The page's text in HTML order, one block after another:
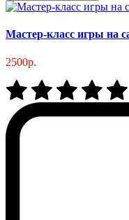
Мастер-класс игры на
2500р.